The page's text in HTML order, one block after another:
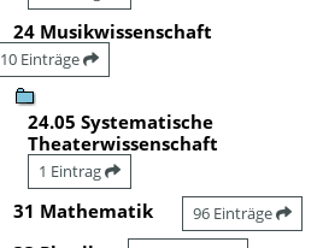
24 Musikwissenschaft
10 Einträge
24.05 Systematische
Theaterwissenschaft
1 Eintrag
31 Mathematik 96 Einträge